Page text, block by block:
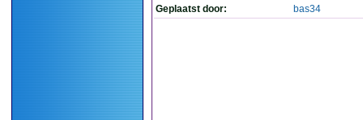
Geplaatst door: bas34